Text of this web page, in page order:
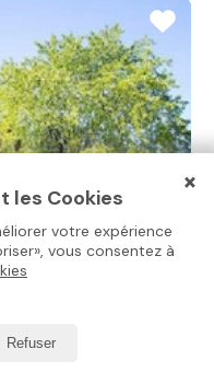
×
les Cookies
votre expérience
vous consentez à
Refuser